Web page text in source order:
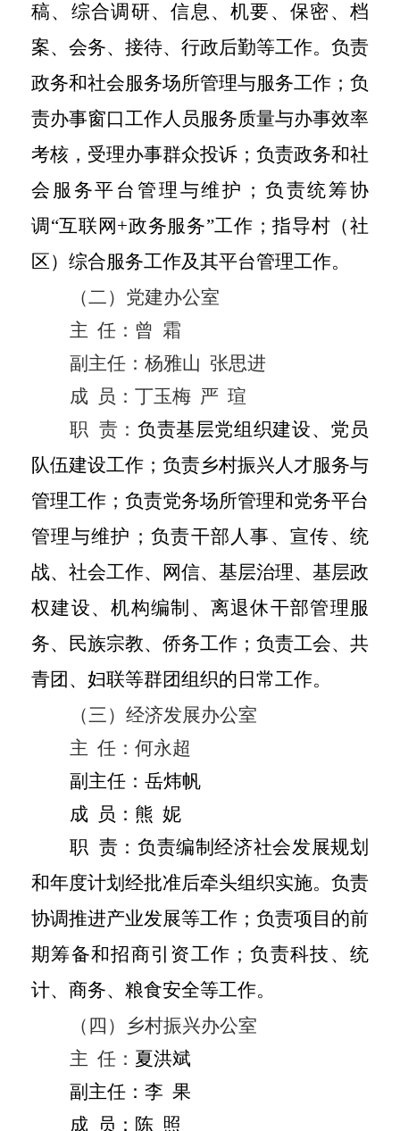
稿、综合调研、信息、机要、保密、档
案、会务、接待、行政后勤等工作。负责
政务和社会服务场所管理与服务工作；负
责办事窗口工作人员服务质量与办事效率
考核，受理办事群众投诉；负责政务和社
会服务平台管理与维护；负责统筹协
调 “互联网+政务服务”工作；指导村（社
区）综合服务工作及其平台管理工作。
（二）党建办公室
主 任： 曾 霜
副主任： 杨雅山 张思进
成
员： 丁玉梅 严 瑄
职 责： 负责基层党组织建设、党员
队伍建设工作；负责乡村振兴人才服务与
管理工作；负责党务场所管理和党务平台
管理与维护；负责干部人事、宣传、统
战、社会工作、网信、基层治理、基层政
权建设、机构编制、离退休干部管理服
务、民族宗教、侨务工作；负责工会、共
青团、妇联等群团组织的日常工作。
（三）经济发展办公室
主 任： 何永超
副主任： 岳炜帆
成
员： 熊 妮
职 责：负责编制经济社会发展规划
和年度计划经批准后牵头组织实施。负责
协调推进产业发展等工作；负责项目的前
期筹备和招商引资工作；负责科技、统
计、商务、粮食安全等工作。
（四）乡村振兴办公室
主 任： 夏洪斌
副主任：李 果
成
员： 陈 照